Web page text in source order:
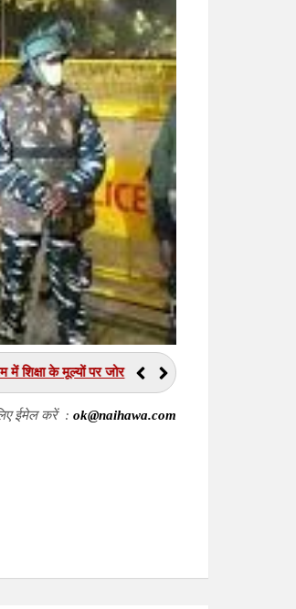
में शिक्षा के मूल्यों पर जोर
ईमेल करें :ok@naihawa.com